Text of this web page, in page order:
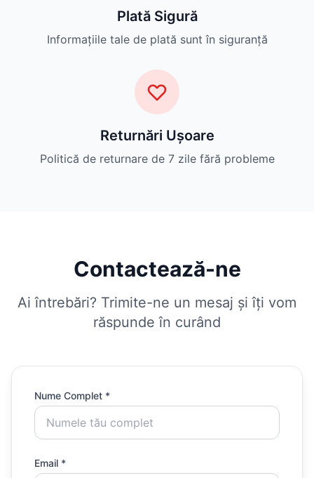
Plată Sigură
Informațiile tale de plată sunt în siguranță
Returnări Ușoare
Politică de returnare de 7 zile fără probleme
Contactează-ne
Ai întrebări? Trimite-ne un mesaj și îți vom
răspunde în curând
Nume Complet *
Email *